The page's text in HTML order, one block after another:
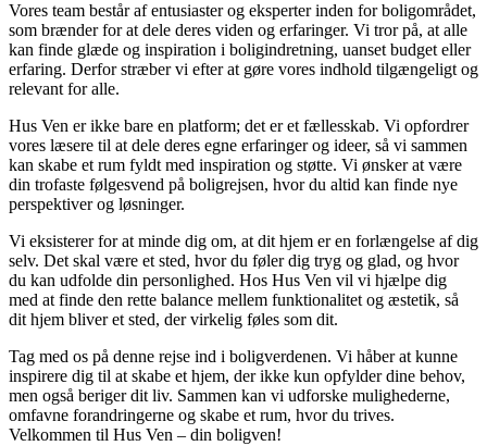
Vores team består af entusiaster og eksperter inden for boligområdet,
som brænder for at dele deres viden og erfaringer. Vi tror på, at alle
kan finde glæde og inspiration i boligindretning, uanset budget eller
erfaring. Derfor stræber vi efter at gøre vores indhold tilgængeligt og
relevant for alle.
Hus Ven er ikke bare en platform; det er et fællesskab. Vi opfordrer
vores læsere til at dele deres egne erfaringer og ideer, så vi sammen
kan skabe et rum fyldt med inspiration og støtte. Vi ønsker at være
din trofaste følgesvend på boligrejsen, hvor du altid kan finde nye
perspektiver og løsninger.
Vi eksisterer for at minde dig om, at dit hjem er en forlængelse af dig
selv. Det skal være et sted, hvor du føler dig tryg og glad, og hvor
du kan udfolde din personlighed. Hos Hus Ven vil vi hjælpe dig
med at finde den rette balance mellem funktionalitet og æstetik, så
dit hjem bliver et sted, der virkelig føles som dit.
Tag med os på denne rejse ind i boligverdenen. Vi håber at kunne
inspirere dig til at skabe et hjem, der ikke kun opfylder dine behov,
men også beriger dit liv. Sammen kan vi udforske mulighederne,
omfavne forandringerne og skabe et rum, hvor du trives.
Velkommen til Hus Ven – din boligven!